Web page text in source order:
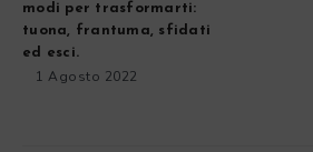
modi per trasformarti:
tuona, frantuma, sfidati
ed esci.
1 Agosto 2022